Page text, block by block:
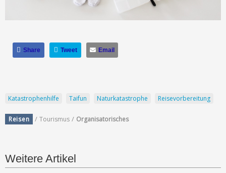
Share Tweet Email
Katastrophenhilfe Taifun Naturkatastrophe Reisevorbereitung
Reisen / Tourismus / Organisatorisches
Weitere Artikel